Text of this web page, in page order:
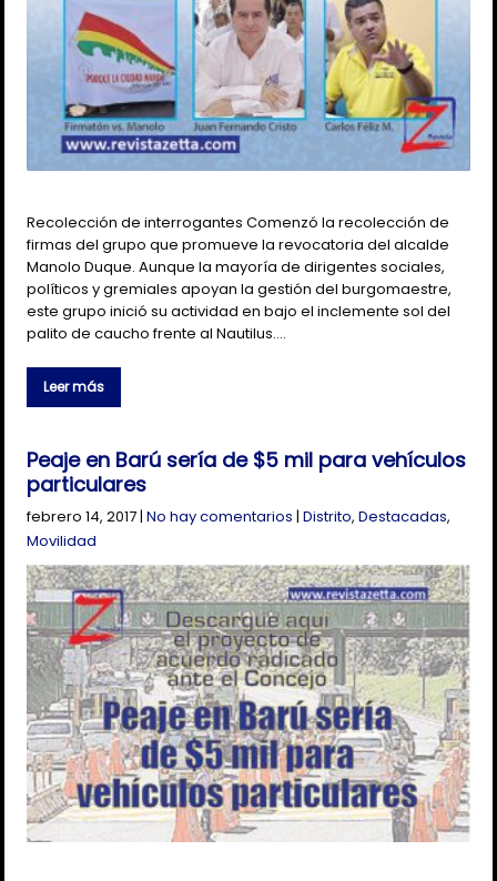
Recolección de interrogantes Comenzó la recolección de
firmas del grupo que promueve la revocatoria del alcalde
Manolo Duque. Aunque la mayoría de dirigentes sociales,
políticos y gremiales apoyan la gestión del burgomaestre,
este grupo inició su actividad en bajo el inclemente sol del
palito de caucho frente al Nautilus….
Leer más
Peaje en Barú sería de $5 mil para vehículos
particulares
febrero 14, 2017|No hay comentarios |Distrito,Destacadas,
Movilidad